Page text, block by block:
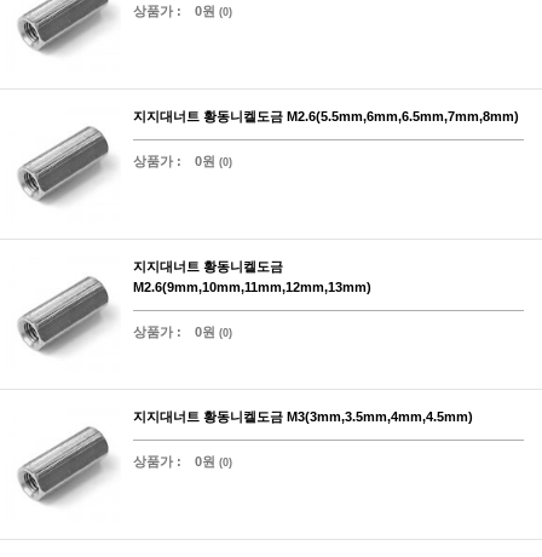
상품가 : 0원 (0)
지지대너트 황동니켈도금 M2.6(5.5mm,6mm,6.5mm,7mm,8mm)
상품가 : 0원 (0)
지지대너트 황동니켈도금
M2.6(9mm,10mm,11mm,12mm,13mm)
상품가 : 0원 (0)
지지대너트 황동니켈도금 M3(3mm,3.5mm,4mm,4.5mm)
상품가 : 0원 (0)